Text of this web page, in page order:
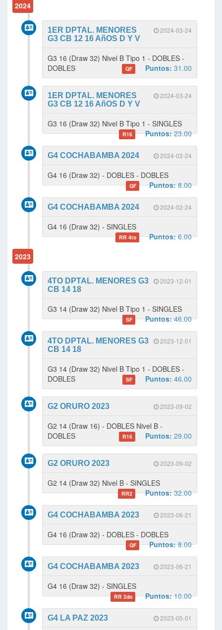
2024
2024-03-24
1ER DPTAL. MENORES
G3 CB 12 16 AñOS D Y V
G3 16 (Draw 32) Nivel B Tipo 1 - DOBLES -
DOBLES
QF Puntos: 31.00
2024-03-24
1ER DPTAL. MENORES
G3 CB 12 16 AñOS D Y V
G3 16 (Draw 32) Nivel B Tipo 1 - SINGLES
R16 Puntos:23.00
2024-02-24
G4 COCHABAMBA 2024
G4 16 (Draw 32) - DOBLES - DOBLES
QF Puntos:8.00
2024-02-24
G4 COCHABAMBA 2024
G4 16 (Draw 32) - SINGLES
RR 4to Puntos:6.00
2023
2023-12-01
4TO DPTAL. MENORES G3
CB 14 18
G3 14 (Draw 32) Nivel B Tipo 1 - SINGLES
SF Puntos:46.00
2023-12-01
4TO DPTAL. MENORES G3
CB 14 18
G3 14 (Draw 32) Nivel B Tipo 1 - DOBLES -
DOBLES
SF Puntos: 46.00
2023-09-02
G2 ORURO 2023
G2 14 (Draw 16) - DOBLES Nivel B -
DOBLES
R16 Puntos: 29.00
2023-09-02
G2 ORURO 2023
G2 14 (Draw 32) Nivel B - SINGLES
RR2 Puntos:32.00
2023-06-21
G4 COCHABAMBA 2023
G4 16 (Draw 32) - DOBLES - DOBLES
QF Puntos:8.00
2023-06-21
G4 COCHABAMBA 2023
G4 16 (Draw 32) - SINGLES
RR 2do Puntos:10.00
2023-05-01
G4 LA PAZ 2023